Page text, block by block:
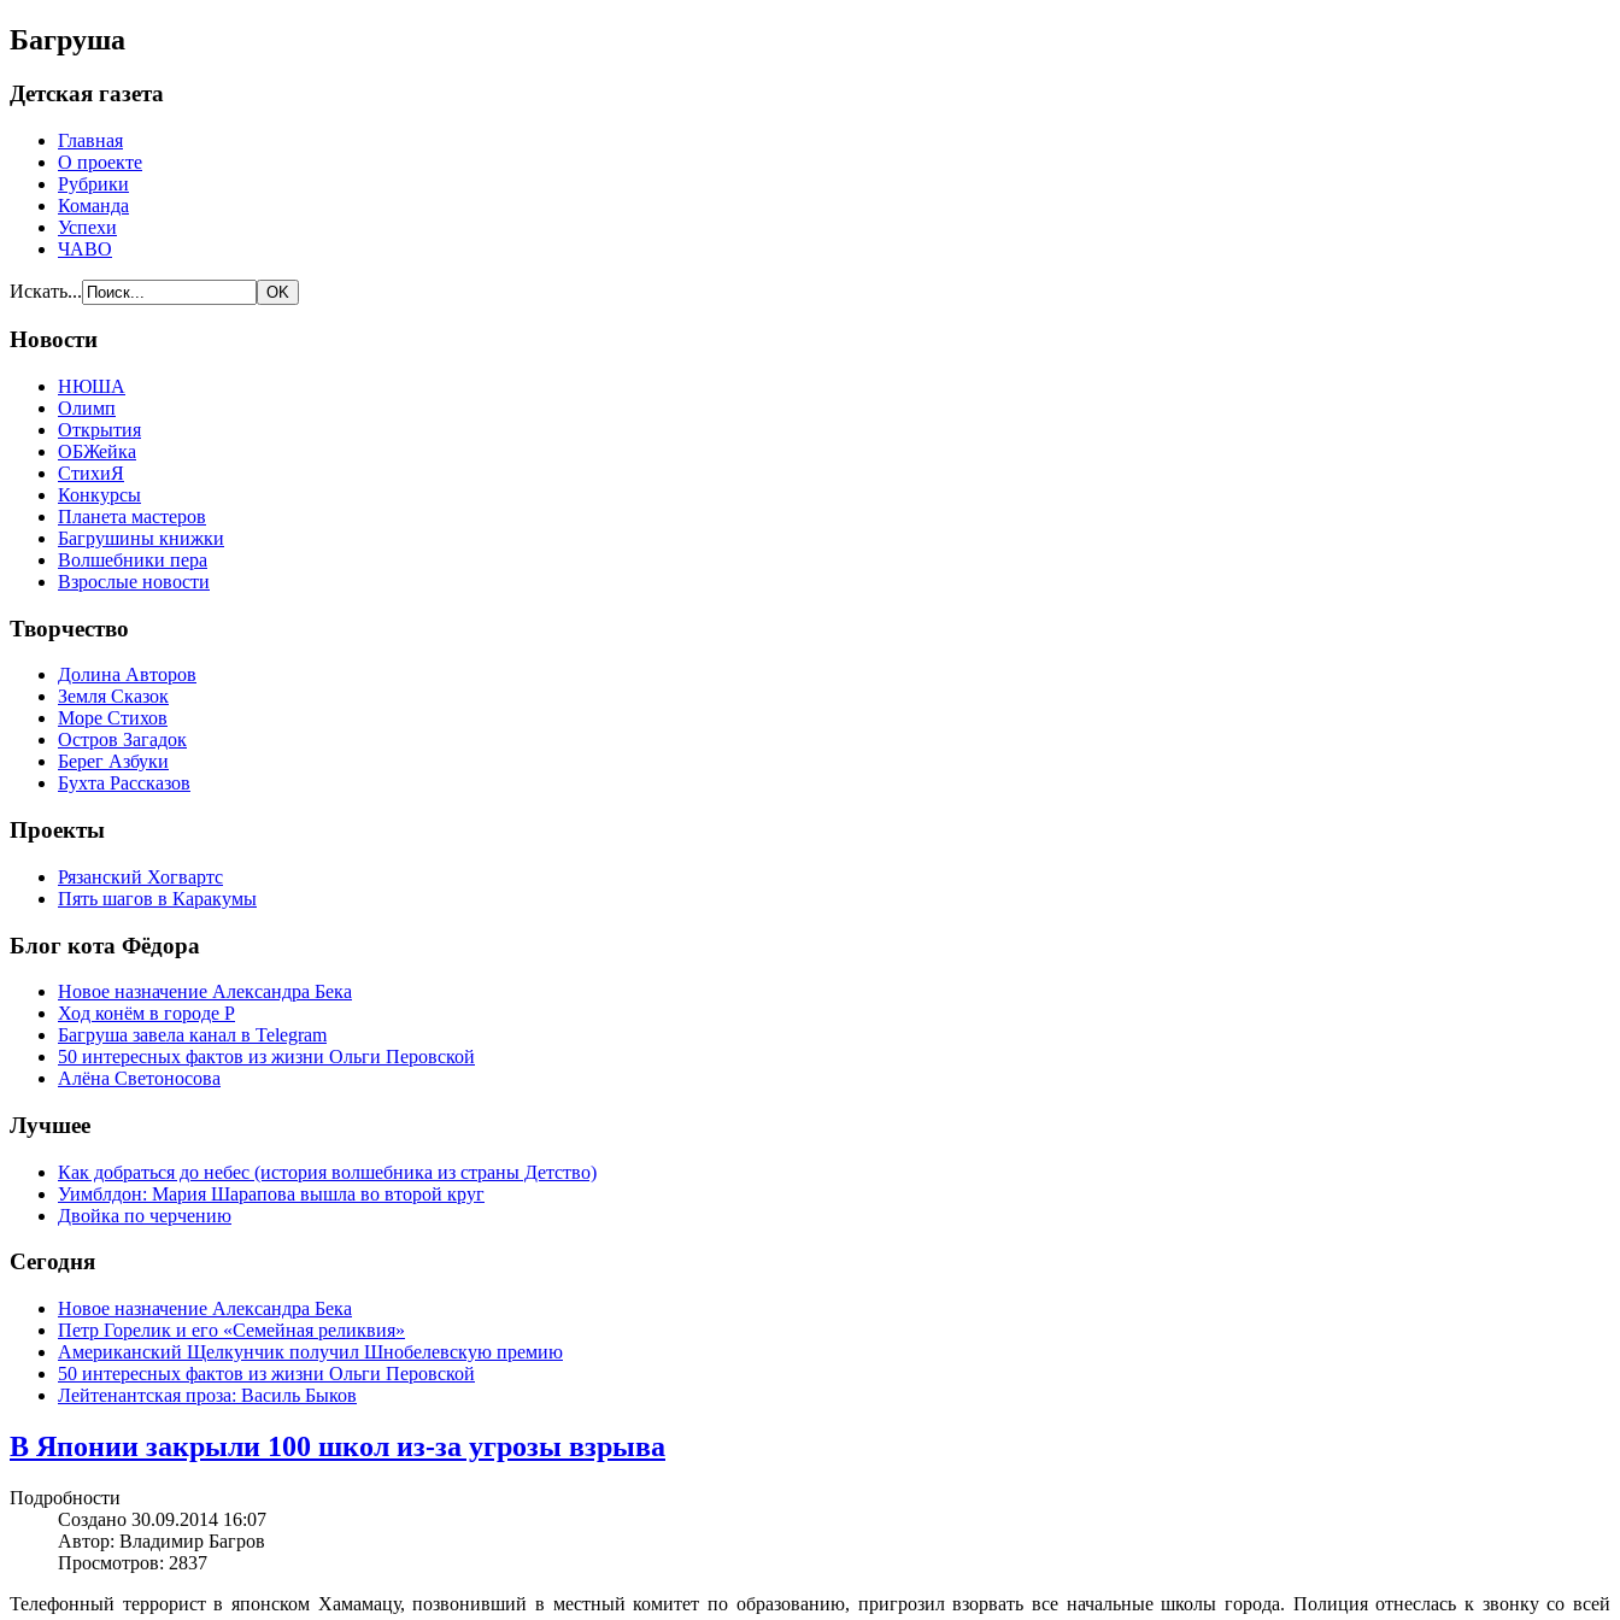
Багруша
Детская газета
Главная
О проекте
Рубрики
Команда
Успехи
ЧАВО
Искать...
Новости
НЮША
Олимп
Открытия
ОБЖейка
СтихиЯ
Конкурсы
Планета мастеров
Багрушины книжки
Волшебники пера
Взрослые новости
Творчество
Долина Авторов
Земля Сказок
Море Стихов
Остров Загадок
Берег Азбуки
Бухта Рассказов
Проекты
Рязанский Хогвартс
Пять шагов в Каракумы
Блог кота Фёдора
Новое назначение Александра Бека
Ход конём в городе Р
Багруша завела канал в Telegram
50 интересных фактов из жизни Ольги Перовской
Алёна Светоносова
Лучшее
Как добраться до небес (история волшебника из страны Детство)
Уимблдон: Мария Шарапова вышла во второй круг
Двойка по черчению
Сегодня
Новое назначение Александра Бека
Петр Горелик и его «Семейная реликвия»
Американский Щелкунчик получил Шнобелевскую премию
50 интересных фактов из жизни Ольги Перовской
Лейтенантская проза: Василь Быков
В Японии закрыли 100 школ из-за угрозы взрыва
Подробности
Создано 30.09.2014 16:07
Автор: Владимир Багров
Просмотров: 2837
Телефонный террорист в японском Хамамацу, позвонивший в местный комитет по образованию, пригрозил взорвать все начальные школы города. Полиция отнеслась к звонку со всей